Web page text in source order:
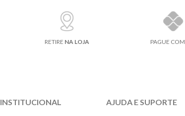
RETIRE NA LOJA PAGUE COM
INSTITUCIONAL AJUDA E SUPORTE